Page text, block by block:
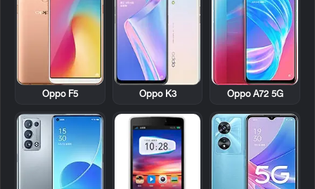
Oppo A72 5G
Oppo K3
Oppo F5